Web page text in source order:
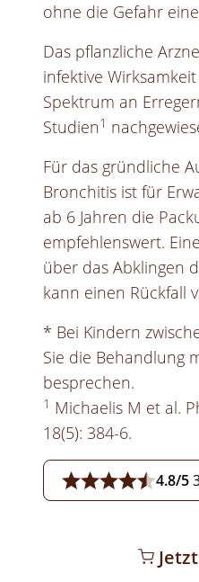
ohne die Gefahr
Das pflanzliche
infektive
Spektrum an
Studien1
Für das gründliche
Bronchitis ist für
ab 6 Jahren die
empfehlenswert.
über das Abklingen
kann einen Rückfall
* Bei Kindern
Sie die Behandlung
besprechen.
1 Michaelis M et al.
18(5): 384-6.
4.8/5